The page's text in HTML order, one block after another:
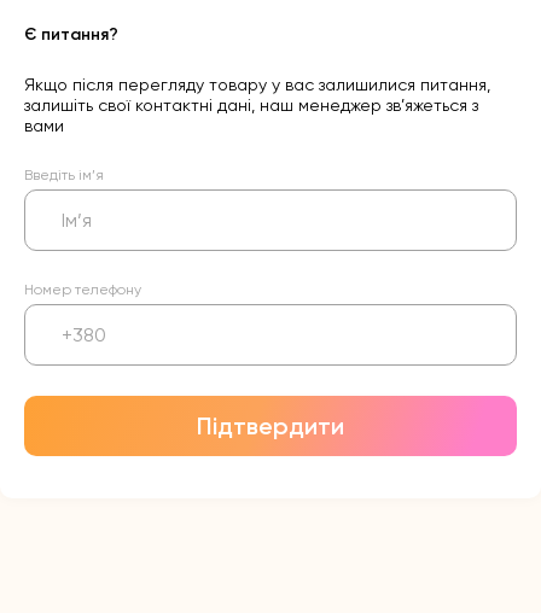
Є питання?
Якщо після перегляду товару у вас залишилися питання,
залишіть свої контактні дані, наш менеджер зв’яжеться з
вами
Введіть ім’я
Номер телефону
Підтвердити